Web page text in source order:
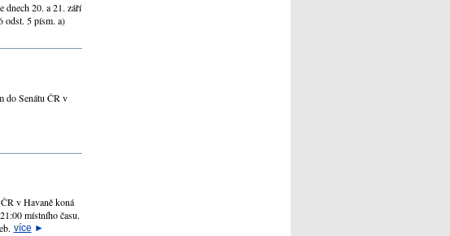
dnech 20. a 21. září
odst. 5 písm. a)
do Senátu ČR v
v Havaně koná
místního času.
více ►